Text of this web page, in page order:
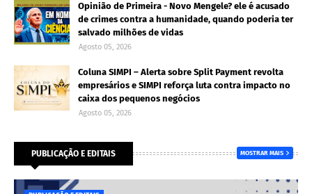
Opinião de Primeira - Novo Mengele? ele é acusado
de crimes contra a humanidade, quando poderia ter
salvado milhões de vidas
Agosto 05, 2026
Coluna SIMPI – Alerta sobre Split Payment revolta
empresários e SIMPI reforça luta contra impacto no
caixa dos pequenos negócios
Agosto 05, 2026
PUBLICAÇÃO E EDITAIS MOSTRAR MAIS